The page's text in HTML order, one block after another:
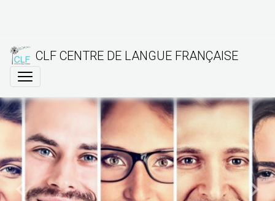
CLF CENTRE DE LANGUE FRANÇAISE